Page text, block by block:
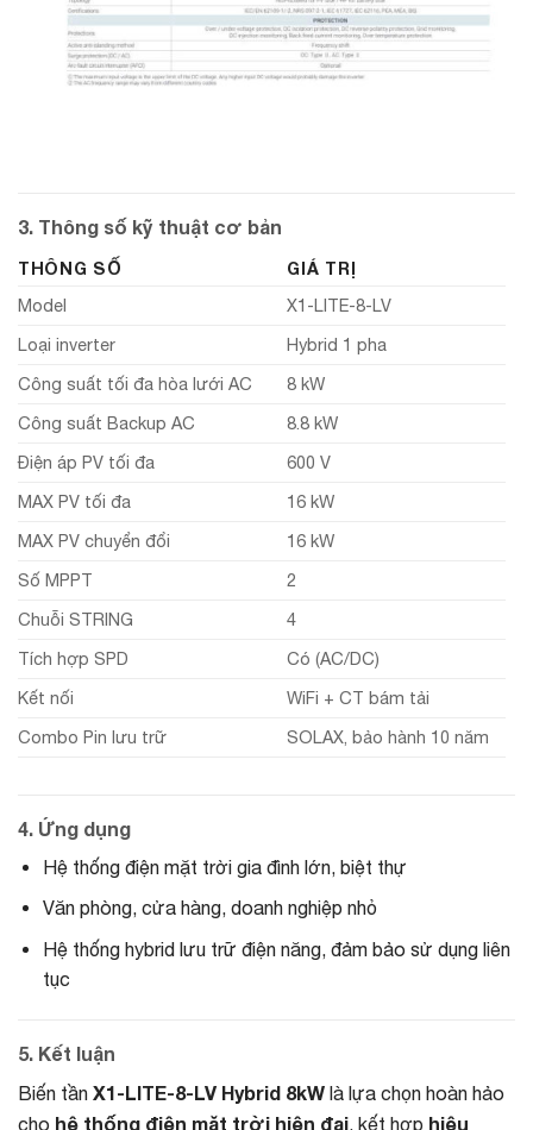
3. Thông số kỹ thuật cơ bản
THÔNG SỐ
GIÁ TRỊ
Model
X1-LITE-8-LV
Loại inverter
Hybrid 1 pha
Công suất tối đa hòa lưới AC
8 kW
Công suất Backup AC
8.8 kW
Điện áp PV tối đa
600 V
MAX PV tối đa
16 kW
MAX PV chuyển đổi
16 kW
Số MPPT
2
Chuỗi STRING
4
Tích hợp SPD
Có (AC/DC)
Kết nối
WiFi + CT bám tải
Combo Pin lưu trữ
SOLAX, bảo hành 10 năm
4. Ứng dụng
Hệ thống điện mặt trời gia đình lớn, biệt thự
Văn phòng, cửa hàng, doanh nghiệp nhỏ
Hệ thống hybrid lưu trữ điện năng, đảm bảo sử dụng liên
tục
5. Kết luận
Biến tần X1-LITE-8-LV Hybrid 8kW là lựa chọn hoàn hảo
cho hệ thống điện mặt trời hiện đại, kết hợp hiệu